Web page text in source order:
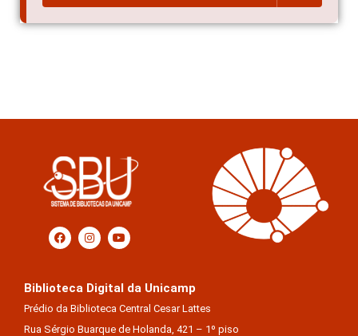
Biblioteca Digital da Unicamp
Prédio da Biblioteca Central Cesar Lattes
Rua Sérgio Buarque de Holanda, 421 – 1º piso